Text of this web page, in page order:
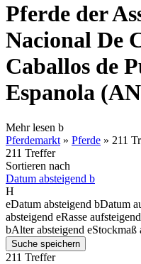
Pferde der
Nacional De
Caballos de
Espanola
Mehr lesen b
Pferdemarkt » Pferde » 211
211 Treffer
Sortieren nach
Datum absteigend b
H
eDatum absteigend bDatum
absteigend eRasse aufsteigend
bAlter absteigend eStockmaß
Suche speichern
211 Treffer